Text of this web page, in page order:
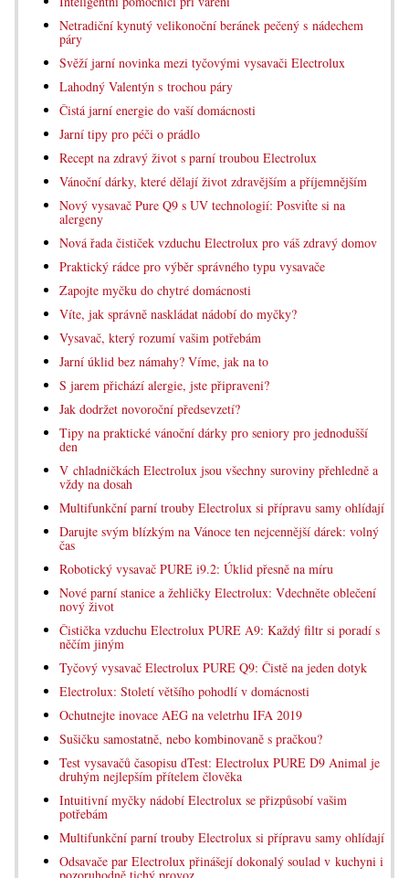
Netradiční kynutý velikonoční beránek pečený s nádechem
páry
Svěží jarní novinka mezi tyčovými vysavači Electrolux
Lahodný Valentýn s trochou páry
Čistá jarní energie do vaší domácnosti
Jarní tipy pro péči o prádlo
Recept na zdravý život s parní troubou Electrolux
Vánoční dárky, které dělají život zdravějším a příjemnějším
Nový vysavač Pure Q9 s UV technologií: Posviťte si na
alergeny
Nová řada čističek vzduchu Electrolux pro váš zdravý domov
Praktický rádce pro výběr správného typu vysavače
Zapojte myčku do chytré domácnosti
Víte, jak správně naskládat nádobí do myčky?
Vysavač, který rozumí vašim potřebám
Jarní úklid bez námahy? Víme, jak na to
S jarem přichází alergie, jste připraveni?
Jak dodržet novoroční předsevzetí?
Tipy na praktické vánoční dárky pro seniory pro jednodušší
den
V chladničkách Electrolux jsou všechny suroviny přehledně a
vždy na dosah
Multifunkční parní trouby Electrolux si přípravu samy ohlídají
Darujte svým blízkým na Vánoce ten nejcennější dárek: volný
čas
Robotický vysavač PURE i9.2: Úklid přesně na míru
Nové parní stanice a žehličky Electrolux: Vdechněte oblečení
nový život
Čistička vzduchu Electrolux PURE A9: Každý filtr si poradí s
něčím jiným
Tyčový vysavač Electrolux PURE Q9: Čistě na jeden dotyk
Electrolux: Století většího pohodlí v domácnosti
Ochutnejte inovace AEG na veletrhu IFA 2019
Sušičku samostatně, nebo kombinovaně s pračkou?
Test vysavačů časopisu dTest: Electrolux PURE D9 Animal je
druhým nejlepším přítelem člověka
Intuitivní myčky nádobí Electrolux se přizpůsobí vašim
potřebám
Multifunkční parní trouby Electrolux si přípravu samy ohlídají
Odsavače par Electrolux přinášejí dokonalý soulad v kuchyni i
pozoruhodně tichý provoz